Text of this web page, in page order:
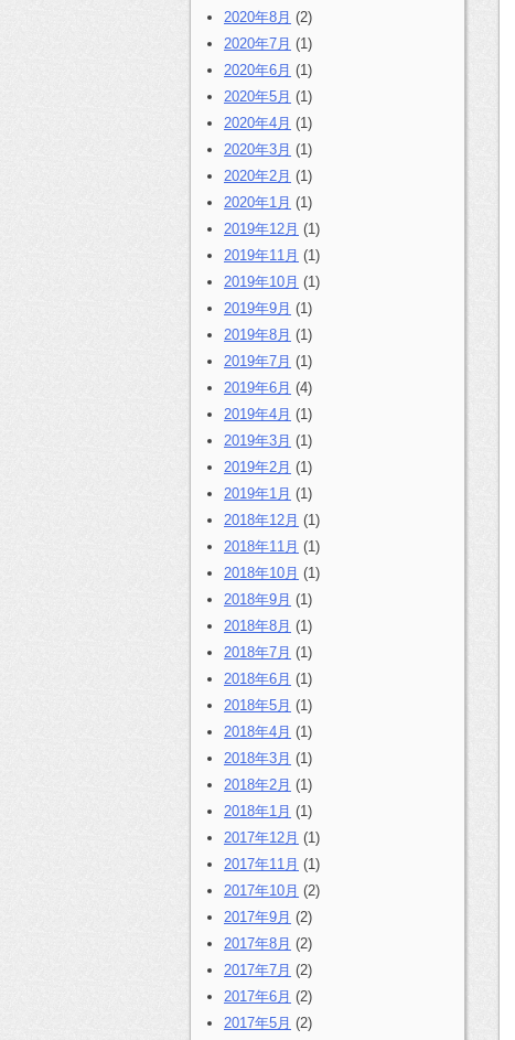
2020年8月 (2)
2020年7月 (1)
2020年6月 (1)
2020年5月 (1)
2020年4月 (1)
2020年3月 (1)
2020年2月 (1)
2020年1月 (1)
2019年12月 (1)
2019年11月 (1)
2019年10月 (1)
2019年9月 (1)
2019年8月 (1)
2019年7月 (1)
2019年6月 (4)
2019年4月 (1)
2019年3月 (1)
2019年2月 (1)
2019年1月 (1)
2018年12月 (1)
2018年11月 (1)
2018年10月 (1)
2018年9月 (1)
2018年8月 (1)
2018年7月 (1)
2018年6月 (1)
2018年5月 (1)
2018年4月 (1)
2018年3月 (1)
2018年2月 (1)
2018年1月 (1)
2017年12月 (1)
2017年11月 (1)
2017年10月 (2)
2017年9月 (2)
2017年8月 (2)
2017年7月 (2)
2017年6月 (2)
2017年5月 (2)